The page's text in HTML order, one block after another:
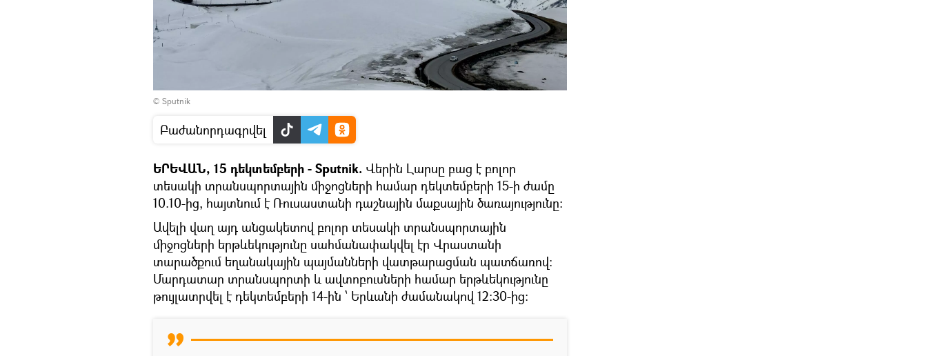
© Sputnik
Բաժանորդագրվել
ԵՐԵՎԱՆ, 15 դեկտեմբերի - Sputnik. Վերին Լարսը բաց է բոլոր
տեսակի տրանսպորտային միջոցների համար դեկտեմբերի 15-ի ժամը
10.10-ից, հայտնում է Ռուսաստանի դաշնային մաքսային ծառայությունը։
Ավելի վաղ այդ անցակետով բոլոր տեսակի տրանսպորտային
միջոցների երթևեկությունը սահմանափակվել էր Վրաստանի
տարածքում եղանակային պայմանների վատթարացման պատճառով:
Մարդատար տրանսպորտի և ավտոբուսների համար երթևեկությունը
թույլատրվել է դեկտեմբերի 14-ին ՝ Երևանի ժամանակով 12:30-ից: